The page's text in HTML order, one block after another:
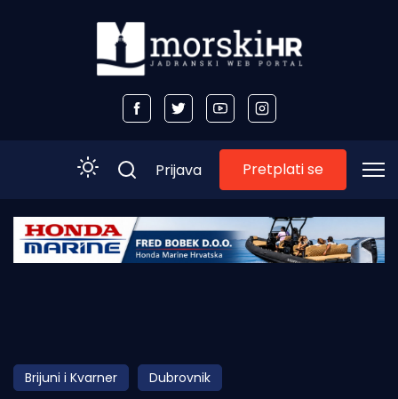
Početna
Obala
Prijava Pretplati se
Brijuni i Kvarner Dubrovnik